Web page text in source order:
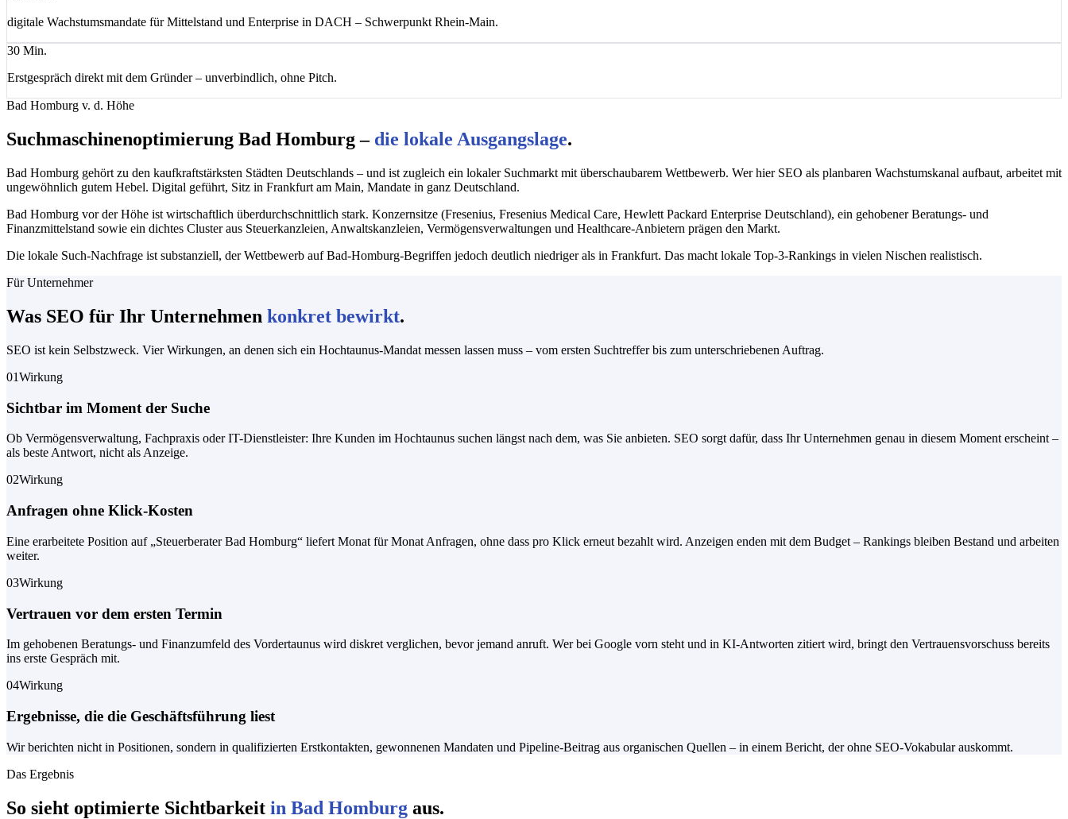
digitale Wachstumsmandate für Mittelstand und Enterprise in DACH – Schwerpunkt Rhein-Main.
30 Min.
Erstgespräch direkt mit dem Gründer – unverbindlich, ohne Pitch.
Bad Homburg v. d. Höhe
Suchmaschinenoptimierung Bad Homburg – die lokale Ausgangslage.
Bad Homburg gehört zu den kaufkraftstärksten Städten Deutschlands – und ist zugleich ein lokaler Suchmarkt mit überschaubarem Wettbewerb. Wer hier SEO als planbaren Wachstumskanal aufbaut, arbeitet mit
ungewöhnlich gutem Hebel. Digital geführt, Sitz in Frankfurt am Main, Mandate in ganz Deutschland.
Bad Homburg vor der Höhe ist wirtschaftlich überdurchschnittlich stark. Konzernsitze (Fresenius, Fresenius Medical Care, Hewlett Packard Enterprise Deutschland), ein gehobener Beratungs- und
Finanzmittelstand sowie ein dichtes Cluster aus Steuerkanzleien, Anwaltskanzleien, Vermögensverwaltungen und Healthcare-Anbietern prägen den Markt.
Die lokale Such-Nachfrage ist substanziell, der Wettbewerb auf Bad-Homburg-Begriffen jedoch deutlich niedriger als in Frankfurt. Das macht lokale Top-3-Rankings in vielen Nischen realistisch.
Für Unternehmer
Was SEO für Ihr Unternehmen konkret bewirkt.
SEO ist kein Selbstzweck. Vier Wirkungen, an denen sich ein Hochtaunus-Mandat messen lassen muss – vom ersten Suchtreffer bis zum unterschriebenen Auftrag.
01Wirkung
Sichtbar im Moment der Suche
Ob Vermögensverwaltung, Fachpraxis oder IT-Dienstleister: Ihre Kunden im Hochtaunus suchen längst nach dem, was Sie anbieten. SEO sorgt dafür, dass Ihr Unternehmen genau in diesem Moment erscheint –
als beste Antwort, nicht als Anzeige.
02Wirkung
Anfragen ohne Klick-Kosten
Eine erarbeitete Position auf „Steuerberater Bad Homburg“ liefert Monat für Monat Anfragen, ohne dass pro Klick erneut bezahlt wird. Anzeigen enden mit dem Budget – Rankings bleiben Bestand und arbeiten
weiter.
03Wirkung
Vertrauen vor dem ersten Termin
Im gehobenen Beratungs- und Finanzumfeld des Vordertaunus wird diskret verglichen, bevor jemand anruft. Wer bei Google vorn steht und in KI-Antworten zitiert wird, bringt den Vertrauensvorschuss bereits
ins erste Gespräch mit.
04Wirkung
Ergebnisse, die die Geschäftsführung liest
Wir berichten nicht in Positionen, sondern in qualifizierten Erstkontakten, gewonnenen Mandaten und Pipeline-Beitrag aus organischen Quellen – in einem Bericht, der ohne SEO-Vokabular auskommt.
Das Ergebnis
So sieht optimierte Sichtbarkeit in Bad Homburg aus.